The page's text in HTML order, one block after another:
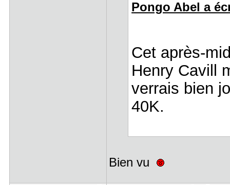
Pongo Abel a
Cet après-
Henry Cavill
verrais bien
40K.
Bien vu